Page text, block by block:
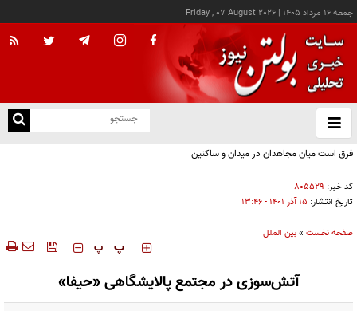
جمعه ۱۶ مرداد ۱۴۰۵ |
Friday , 07 August 2026
باز
و
فرق است میان مجاهدان در میدان و ساکتین
کد خبر: ۸۰۵۵۲۹
تاریخ انتشار: ۱۵ آذر ۱۴۰۱ - ۱۳:۴۶
صفحه نخست »بین الملل
‍‍‍ پ پ
آتش‌سوزی در مجتمع پالایشگاهی «حیفا»